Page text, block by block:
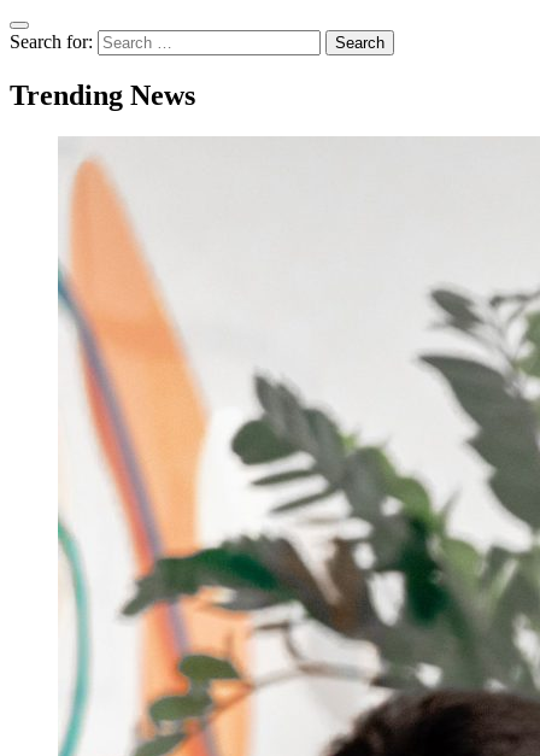
Search for:
Trending News